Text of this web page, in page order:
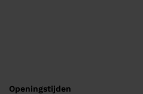
Openingstijden